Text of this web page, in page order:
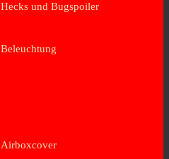
Hecks und Bugspoiler
Beleuchtung
Airboxcover